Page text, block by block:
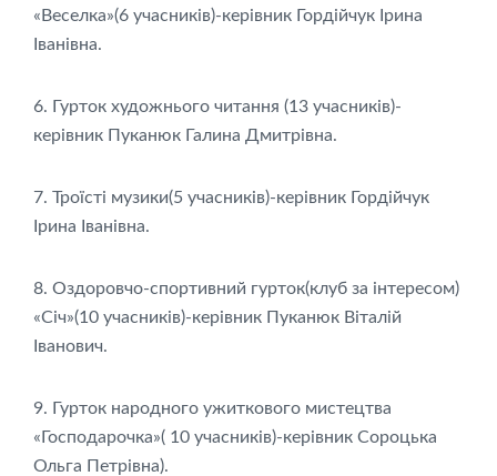
«Веселка»(6 учасників)-керівник Гордійчук Ірина
Іванівна.
6. Гурток художнього читання (13 учасників)-
керівник Пуканюк Галина Дмитрівна.
7. Троїсті музики(5 учасників)-керівник Гордійчук
Ірина Іванівна.
8. Оздоровчо-спортивний гурток(клуб за інтересом)
«Січ»(10 учасників)-керівник Пуканюк Віталій
Іванович.
9. Гурток народного ужиткового мистецтва
«Господарочка»( 10 учасників)-керівник Сороцька
Ольга Петрівна).